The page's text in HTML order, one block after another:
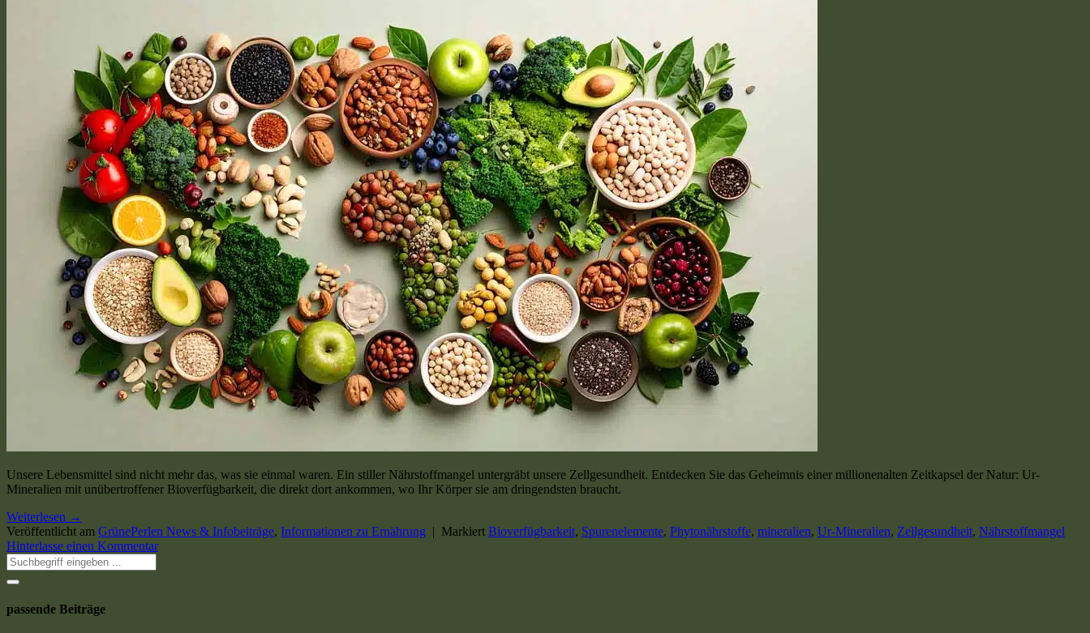
Unsere Lebensmittel sind nicht mehr das, was sie einmal waren. Ein stiller Nährstoffmangel untergräbt unsere Zellgesundheit. Entdecken Sie das Geheimnis einer millionenalten Zeitkapsel der Natur: Ur-
Mineralien mit unübertroffener Bioverfügbarkeit, die direkt dort ankommen, wo Ihr Körper sie am dringendsten braucht.
Weiterlesen →
Veröffentlicht am GrünePerlen News & Infobeiträge, Informationen zu Ernährung | Markiert Bioverfügbarkeit, Spurenelemente, Phytonährstoffe, mineralien, Ur-Mineralien, Zellgesundheit, Nährstoffmangel
Hinterlasse einen Kommentar
passende Beiträge